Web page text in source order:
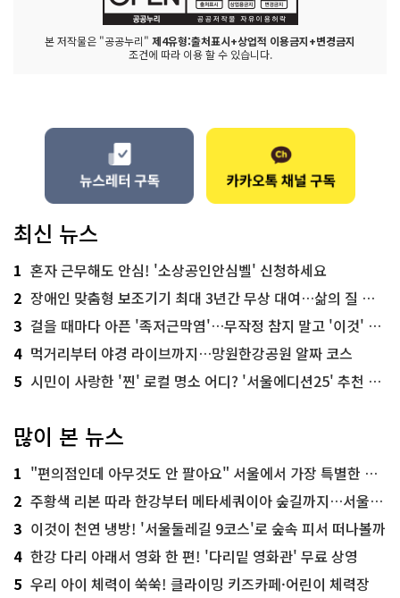
본 저작물은 "공공누리" 제4유형:출처표시+상업적 이용금지+변경금지
조건에 따라 이용 할 수 있습니다.
최신 뉴스
1 혼자 근무해도 안심! '소상공인안심벨' 신청하세요
2 장애인 맞춤형 보조기기 최대 3년간 무상 대여…삶의 질 높인다
3 걸을 때마다 아픈 '족저근막염'…무작정 참지 말고 '이것' 해보세요!
4 먹거리부터 야경 라이브까지…망원한강공원 알짜 코스
5 시민이 사랑한 '찐' 로컬 명소 어디? '서울에디션25' 추천 코스
많이 본 뉴스
1 "편의점인데 아무것도 안 팔아요" 서울에서 가장 특별한 편의점의 정체
2 주황색 리본 따라 한강부터 메타세쿼이아 숲길까지…서울둘레길 15코스
3 이것이 천연 냉방! '서울둘레길 9코스'로 숲속 피서 떠나볼까
4 한강 다리 아래서 영화 한 편! '다리밑 영화관' 무료 상영
5 우리 아이 체력이 쑥쑥! 클라이밍 키즈카페·어린이 체력장